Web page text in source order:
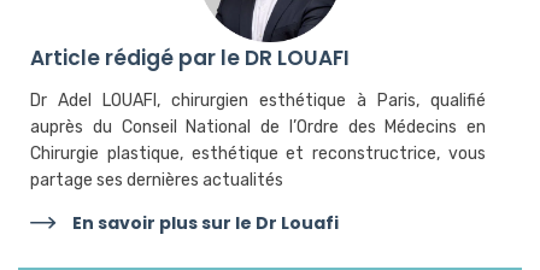
Article rédigé par le DR LOUAFI
Dr Adel LOUAFI, chirurgien esthétique à Paris, qualifié
auprès du Conseil National de l’Ordre des Médecins en
Chirurgie plastique, esthétique et reconstructrice, vous
partage ses dernières actualités
En savoir plus sur le Dr Louafi